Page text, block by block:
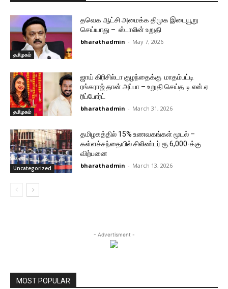
தமிழகம்
தவெக ஆட்சி அமைக்க திமுக இடையூறு
செய்யாது – ஸ்டாலின் உறுதி
bharathadmin - May 7, 2026
தமிழகம்
ஜாய் கிரிசில்டா குழந்தைக்கு மாதம்பட்டி
ரங்கராஜ் தான் அப்பா – உறுதி செய்த டி.என்.ஏ
ரிப்போர்ட்
bharathadmin - March 31, 2026
Uncategorized
தமிழகத்தில் 15% உணவகங்கள் மூடல் –
கள்ளச்சந்தையில் சிலிண்டர் ரூ.6,000-க்கு
விற்பனை
bharathadmin - March 13, 2026
- Advertisment -
MOST POPULAR